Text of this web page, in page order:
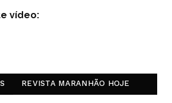
vídeo:
REVISTA MARANHÃO HOJE